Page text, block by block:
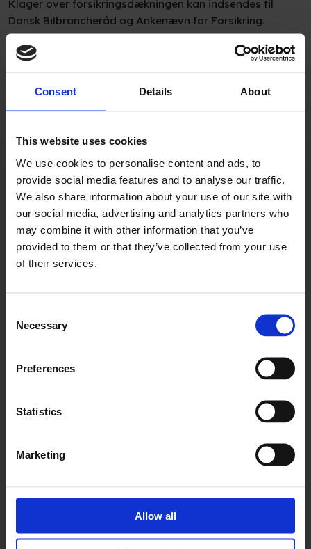
Consent Details About
This website uses cookies
We use cookies to personalise content and ads, to
provide social media features and to analyse our traffic.
We also share information about your use of our site with
our social media, advertising and analytics partners who
may combine it with other information that you’ve
provided to them or that they’ve collected from your use
of their services.
Selection
Necessary
Preferences
Statistics
Marketing
Allow all
Klager over forsikringsdækningen kan indsendes til
Dansk Bilbrancheråd og Ankenævn for Forsikring.
Klik her for at læse brochure til Mekanisk
Går du rundt med en konkret idé eller tanke om noget, du
trorAutohjørnet Køge ApSkan hjælpe dig med, er
du naturligvis meget velkommen til at sende os en
forespørgsel. Udfyld venligst nedenstående
kontaktformular, så vender vi retur snarest.
markeret med * skal udfyldes.
Vi kan også tage dialogen pr. telefon?